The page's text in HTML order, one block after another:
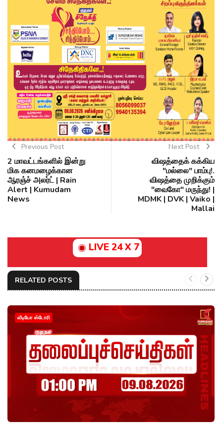
Previous Post
2 மாவட்டங்களில் இன்று
மிக கனமழைக்கான
ஆரஞ்ச் அலர்ட் | Rain
Alert | Kumudam
News
Next Post
விஷத்தைக் கக்கிய
"மல்லை" பாம்பு!.
விஷத்தை முறிக்கும்
"வைகோ" மருந்து! |
MDMK | DVK | Vaiko |
Mallai
LIVE 24 X 7
RELATED POSTS
வீடியோ ஸ்டோரி